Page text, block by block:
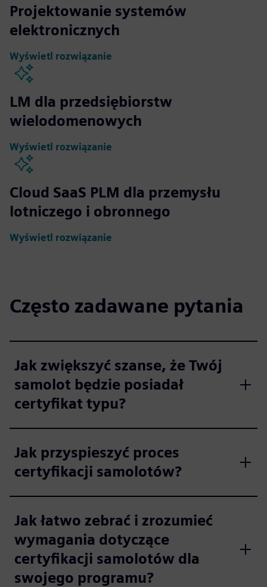
Projektowanie systemów
elektronicznych
Wyświetl rozwiązanie
LM dla przedsiębiorstw
wielodomenowych
Wyświetl rozwiązanie
Cloud SaaS PLM dla przemysłu
lotniczego i obronnego
Wyświetl rozwiązanie
Często zadawane pytania
Jak zwiększyć szanse, że Twój
samolot będzie posiadał
certyfikat typu?
Jak przyspieszyć proces
certyfikacji samolotów?
Jak łatwo zebrać i zrozumieć
wymagania dotyczące
certyfikacji samolotów dla
swojego programu?